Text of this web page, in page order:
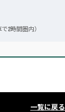
2時間圏内）
一覧に戻る